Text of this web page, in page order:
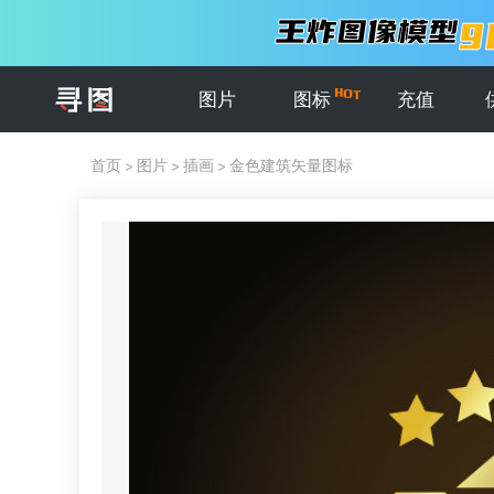
图片 图标 充值
首页 > 图片 > 插画 > 金色建筑矢量图标